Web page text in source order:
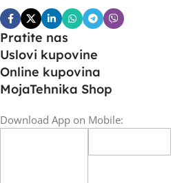
Pratite nas
Uslovi kupovine
Online kupovina
MojaTehnika Shop
Download App on Mobile: